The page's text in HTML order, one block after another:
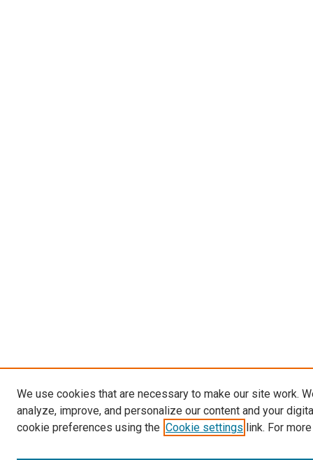
We use cookies that are necessary to make our site work.
analyze, improve, and personalize our content and your
cookie preferences using the Cookie settings link. For